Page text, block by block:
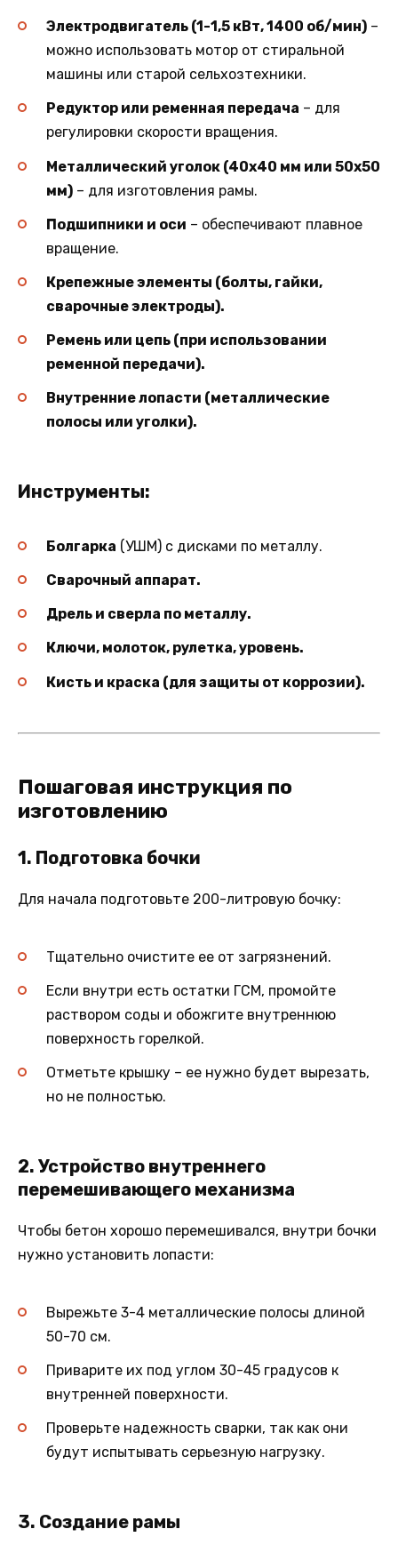
Электродвигатель (1-1,5 кВт, 1400 об/мин) –
можно использовать мотор от стиральной
машины или старой сельхозтехники.
Редуктор или ременная передача – для
регулировки скорости вращения.
Металлический уголок (40х40 мм или 50х50
мм) – для изготовления рамы.
Подшипники и оси – обеспечивают плавное
вращение.
Крепежные элементы (болты, гайки,
сварочные электроды).
Ремень или цепь (при использовании
ременной передачи).
Внутренние лопасти (металлические
полосы или уголки).
Инструменты:
Болгарка (УШМ) с дисками по металлу.
Сварочный аппарат.
Дрель и сверла по металлу.
Ключи, молоток, рулетка, уровень.
Кисть и краска (для защиты от коррозии).
Пошаговая инструкция по
изготовлению
1. Подготовка бочки
Для начала подготовьте 200-литровую бочку:
Тщательно очистите ее от загрязнений.
Если внутри есть остатки ГСМ, промойте
раствором соды и обожгите внутреннюю
поверхность горелкой.
Отметьте крышку – ее нужно будет вырезать,
но не полностью.
2. Устройство внутреннего
перемешивающего механизма
Чтобы бетон хорошо перемешивался, внутри бочки
нужно установить лопасти:
Вырежьте 3-4 металлические полосы длиной
50-70 см.
Приварите их под углом 30-45 градусов к
внутренней поверхности.
Проверьте надежность сварки, так как они
будут испытывать серьезную нагрузку.
3. Создание рамы